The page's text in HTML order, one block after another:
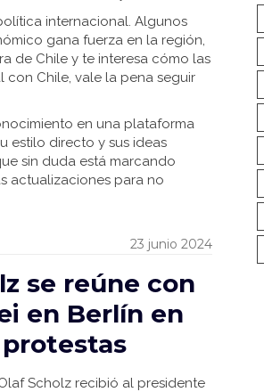
internacional. Algunos
gana fuerza en la región,
de Chile y te interesa cómo las
con Chile, vale la pena seguir
en una plataforma
estilo directo y sus ideas
sin duda está marcando
actualizaciones para no
23 junio 2024
se reúne con
en Berlín en
Scholz recibió al presidente